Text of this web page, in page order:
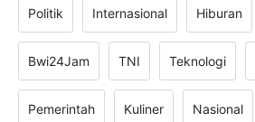
Politik Internasional Hiburan
Bwi24Jam TNI Teknologi
Pemerintah Kuliner Nasional